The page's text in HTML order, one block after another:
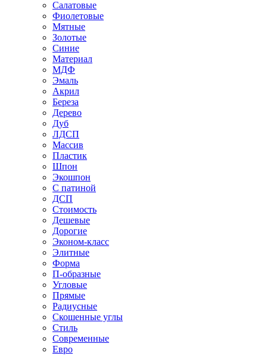
Салатовые
Фиолетовые
Мятные
Золотые
Синие
Материал
МДФ
Эмаль
Акрил
Береза
Дерево
Дуб
ЛДСП
Массив
Пластик
Шпон
Экошпон
С патиной
ДСП
Стоимость
Дешевые
Дорогие
Эконом-класс
Элитные
Форма
П-образные
Угловые
Прямые
Радиусные
Скошенные углы
Стиль
Современные
Евро